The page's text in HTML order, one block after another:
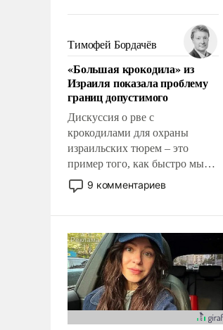
налогоплательщиков и где
Еревану за свои поступки не
нужно отвечать.
Тимофей Бордачёв
«Большая крокодила» из
Израиля показала проблему
границ допустимого
Дискуссия о рве с
крокодилами для охраны
израильских тюрем – это
пример того, как быстро мы
двигаемся по пути
революционных изменений.
псевдонаучной фантастики,
стало всерьез обсуждаемой
идеей.
9 комментариев